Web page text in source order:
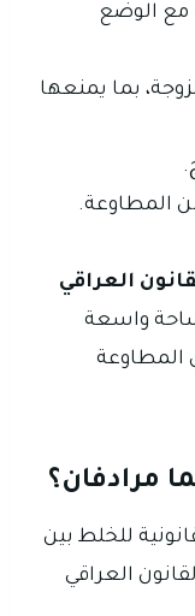
مع الوضع
بما يمنعها
المطاوعة.
العراقي
واسعة
المطاوعة
مرادفان؟
للخلط بين
العراقي